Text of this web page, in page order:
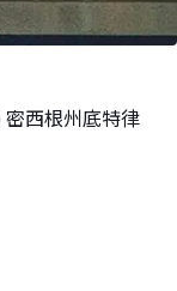
密西根州底特律